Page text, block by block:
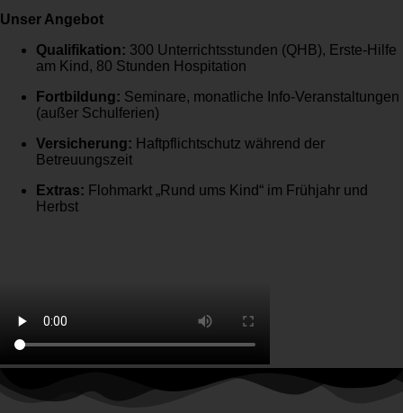
Unser Angebot
Qualifikation: 300 Unterrichtsstunden (QHB), Erste-Hilfe
am Kind, 80 Stunden Hospitation
Fortbildung: Seminare, monatliche Info-Veranstaltungen
(außer Schulferien)
Versicherung: Haftpflichtschutz während der
Betreuungszeit
Extras: Flohmarkt „Rund ums Kind“ im Frühjahr und
Herbst